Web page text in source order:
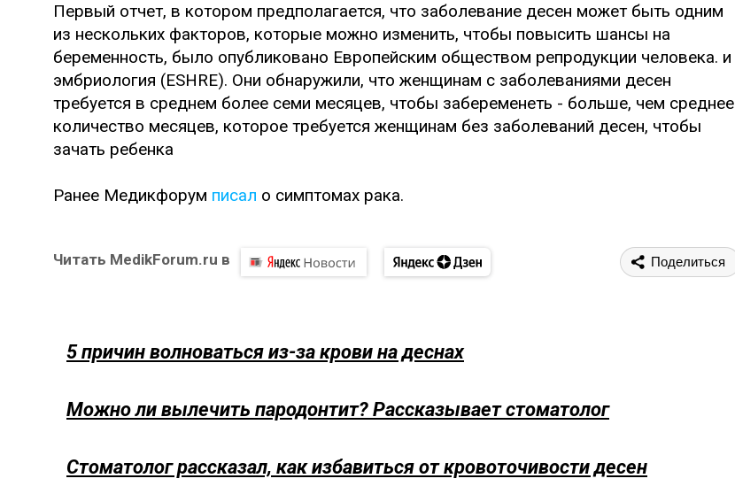
Первый отчет, в котором предполагается, что заболевание десен может быть одним
из нескольких факторов, которые можно изменить, чтобы повысить шансы на
беременность, было опубликовано Европейским обществом репродукции человека. и
эмбриология (ESHRE). Они обнаружили, что женщинам с заболеваниями десен
требуется в среднем более семи месяцев, чтобы забеременеть - больше, чем среднее
количество месяцев, которое требуется женщинам без заболеваний десен, чтобы
зачать ребенка
Ранее Медикфорум писал о симптомах рака.
Читать MedikForum.ru в Поделиться
5 причин волноваться из-за крови на деснах
Можно ли вылечить пародонтит? Рассказывает стоматолог
Стоматолог рассказал, как избавиться от кровоточивости десен